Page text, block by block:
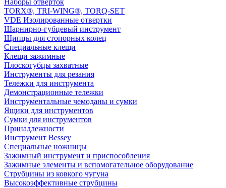
Наборы отверток
TORX®, TRI-WING®, TORQ-SET
VDE Изолированные отвертки
Шарнирно-губцевый инструмент
Щипцы для стопорных колец
Специальные клещи
Клещи зажимные
Плоскогубцы захватные
Инструменты для резания
Тележки для инструмента
Демонстрационные тележки
Инструментальные чемоданы и сумки
Ящики для инструментов
Сумки для инструментов
Принадлежности
Инструмент Bessey
Специальные ножницы
Зажимный инструмент и приспособления
Зажимные элементы и вспомогательное оборудование
Струбцины из ковкого чугуна
Высокоэффективные струбцины